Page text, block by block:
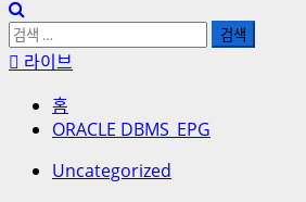
검
색:라이브
홈
ORACLE DBMS_EPG
Uncategorized